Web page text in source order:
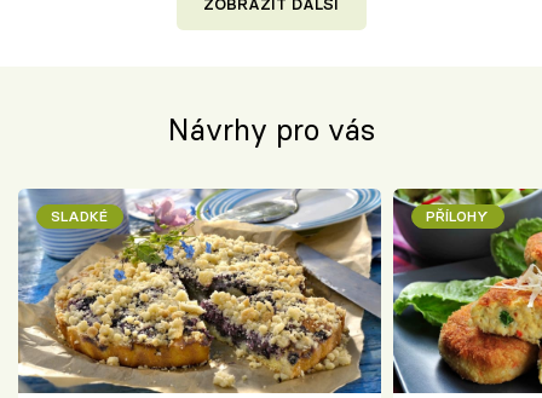
Návrhy pro vás
SLADKÉ PŘÍLOHY